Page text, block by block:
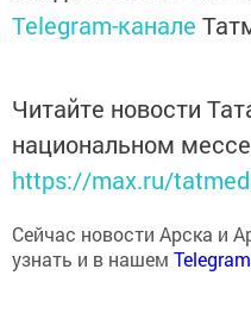
Telegram-канале
Читайте новости
национальном
https://max.ru/
Сейчас новости Арска и
узнать и в нашем